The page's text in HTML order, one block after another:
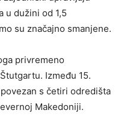
u dužini od 1,5
su značajno smanjene.
privremeno
Između 15.
s četiri odredišta
Makedoniji.